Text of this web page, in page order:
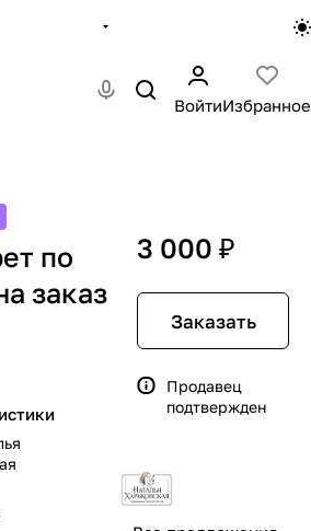
ВойтиИзбранное
по
заказ
3 000 ₽
Заказать
Продавец
подтвержден